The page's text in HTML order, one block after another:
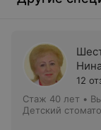
12
Стаж 40 лет •
Детский